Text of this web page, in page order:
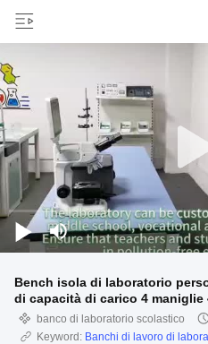
Bench isola di laboratorio
di capacità di carico 4 maniglie
banco di laboratorio scolastico
Keyword: Banchi di lavoro di